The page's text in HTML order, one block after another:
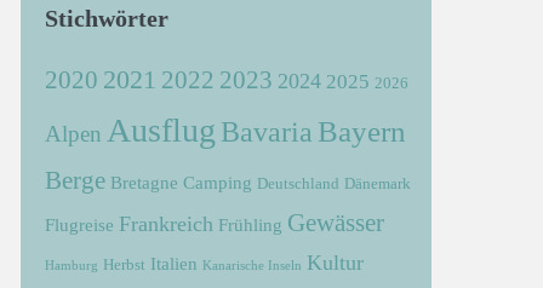
Stichwörter
2020 2021 2022 2023 2024 2025 2026
Alpen Ausflug Bavaria Bayern
Berge Bretagne Camping Deutschland Dänemark
Flugreise Frankreich Frühling Gewässer
Hamburg Herbst Italien Kanarische Inseln Kultur